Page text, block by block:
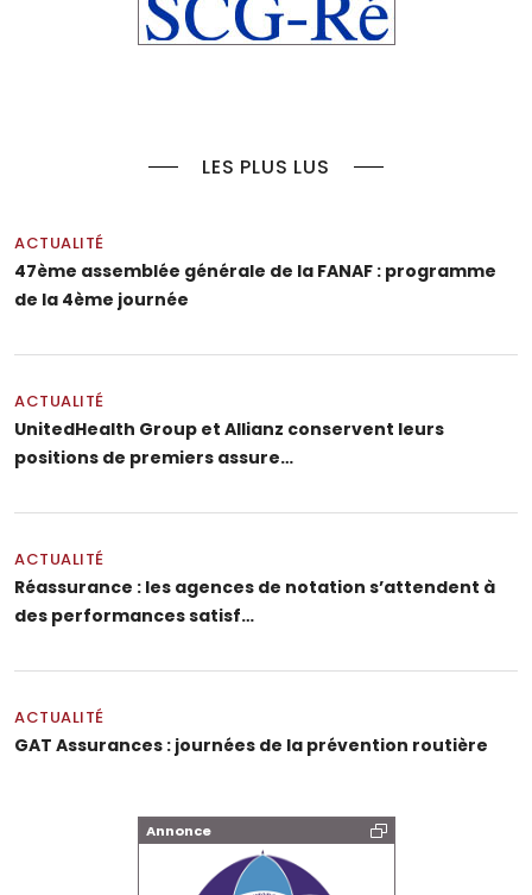
LES PLUS LUS
ACTUALITÉ
47ème assemblée générale de la FANAF : programme
de la 4ème journée
ACTUALITÉ
UnitedHealth Group et Allianz conservent leurs
positions de premiers assure…
ACTUALITÉ
Réassurance : les agences de notation s’attendent à
des performances satisf…
ACTUALITÉ
GAT Assurances : journées de la prévention routière
Annonce